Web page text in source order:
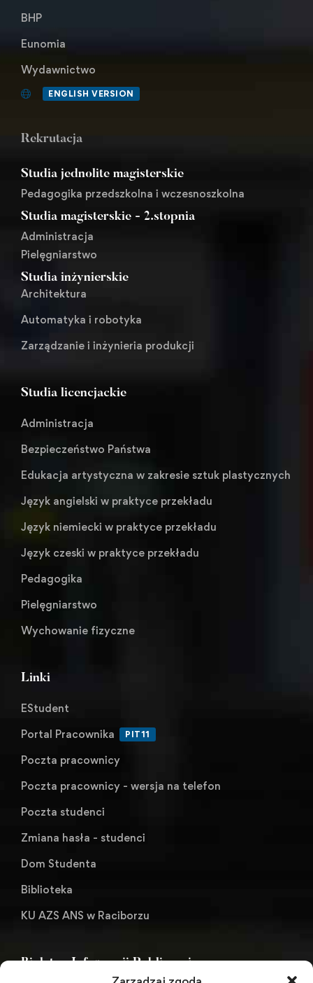
BHP
Eunomia
Wydawnictwo
ENGLISH VERSION
Rekrutacja
Studia jednolite magisterskie
Pedagogika przedszkolna i wczesnoszkolna
Studia magisterskie - 2.stopnia
Administracja
Pielęgniarstwo
Studia inżynierskie
Architektura
Automatyka i robotyka
Zarządzanie i inżynieria produkcji
Studia licencjackie
Administracja
Bezpieczeństwo Państwa
Edukacja artystyczna w zakresie sztuk plastycznych
Język angielski w praktyce przekładu
Język niemiecki w praktyce przekładu
Język czeski w praktyce przekładu
Pedagogika
Pielęgniarstwo
Wychowanie fizyczne
Linki
EStudent
Portal Pracownika
PIT11
Poczta pracownicy
Poczta pracownicy - wersja na telefon
Poczta studenci
Zmiana hasła - studenci
Dom Studenta
Biblioteka
KU AZS ANS w Raciborzu
Biuletyn Informacji Publicznej